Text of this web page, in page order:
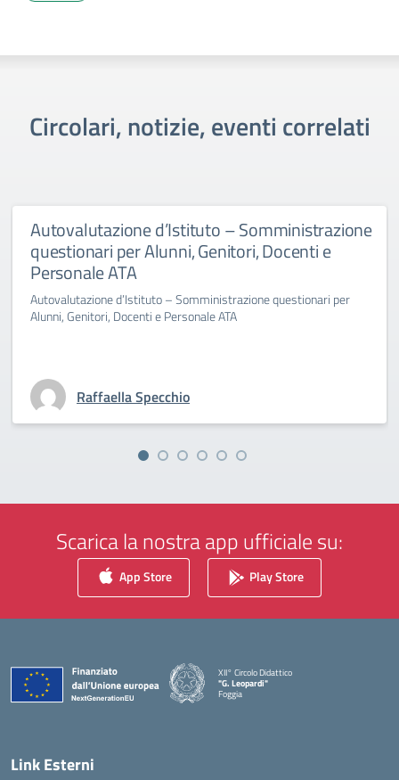
Circolari, notizie, eventi correlati
Autovalutazione d’Istituto – Somministrazione
questionari per Alunni, Genitori, Docenti e
Personale ATA
Autovalutazione d’Istituto – Somministrazione questionari per
Alunni, Genitori, Docenti e Personale ATA
Raffaella Specchio
Scarica la nostra app ufficiale su:
App Store Play Store
XII° Circolo Didattico
"G. Leopardi"
Foggia
— Visita la pagina iniziale della scuola
Link Esterni